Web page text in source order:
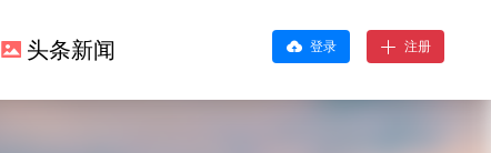
头条新闻 登录 注册